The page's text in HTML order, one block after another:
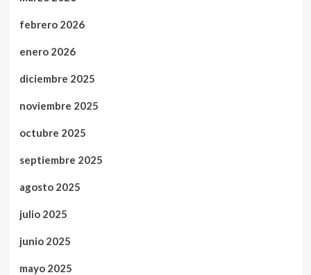
febrero 2026
enero 2026
diciembre 2025
noviembre 2025
octubre 2025
septiembre 2025
agosto 2025
julio 2025
junio 2025
mayo 2025